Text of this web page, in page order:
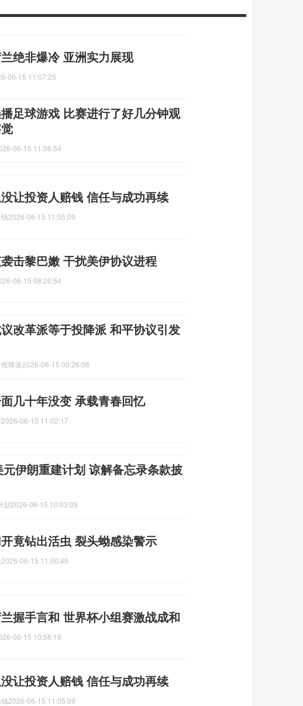
绝非爆冷 亚洲实力展现
06-15 11:07:25
足球游戏 比赛进行了好几分钟观
06-15 11:06:54
让投资人赔钱 信任与成功再续
2026-06-15 11:05:09
击黎巴嫩 干扰美伊协议进程
06-15 08:20:54
改革派等于投降派 和平协议引发
降派2026-06-15 09:26:06
几十年没变 承载青春回忆
2026-06-15 11:02:17
伊朗重建计划 谅解备忘录条款披
划2026-06-15 10:03:09
竟钻出活虫 裂头蚴感染警示
2026-06-15 11:00:49
握手言和 世界杯小组赛激战成和
06-15 10:58:18
让投资人赔钱 信任与成功再续
2026-06-15 11:05:09